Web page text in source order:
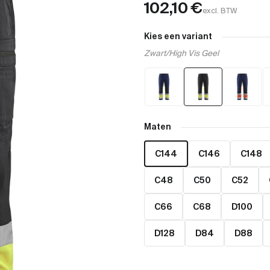
102,10€excl. BTW
Kies een variant
Zwart/High Vis Geel
Maten
C144 C146 C148
C48 C50 C52
C66 C68 D100
D128 D84 D88